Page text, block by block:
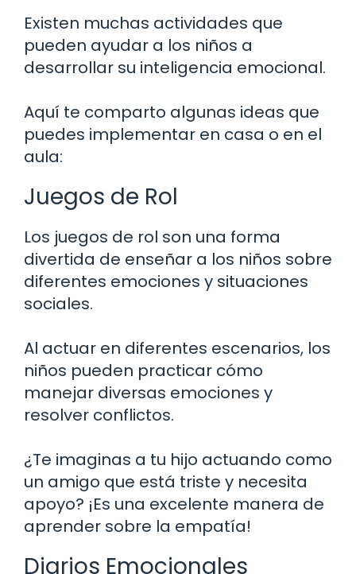
Existen muchas actividades que
pueden ayudar a los niños a
desarrollar su inteligencia emocional.
Aquí te comparto algunas ideas que
puedes implementar en casa o en el
aula:
Juegos de Rol
Los juegos de rol son una forma
divertida de enseñar a los niños sobre
diferentes emociones y situaciones
sociales.
Al actuar en diferentes escenarios, los
niños pueden practicar cómo
manejar diversas emociones y
resolver conflictos.
¿Te imaginas a tu hijo actuando como
un amigo que está triste y necesita
apoyo? ¡Es una excelente manera de
aprender sobre la empatía!
Diarios Emocionales